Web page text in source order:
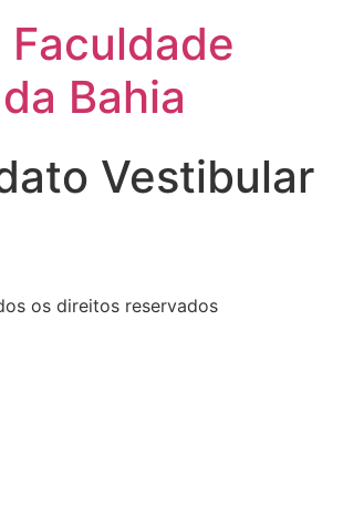
Faculdade
Bahia
Vestibular
os direitos reservados